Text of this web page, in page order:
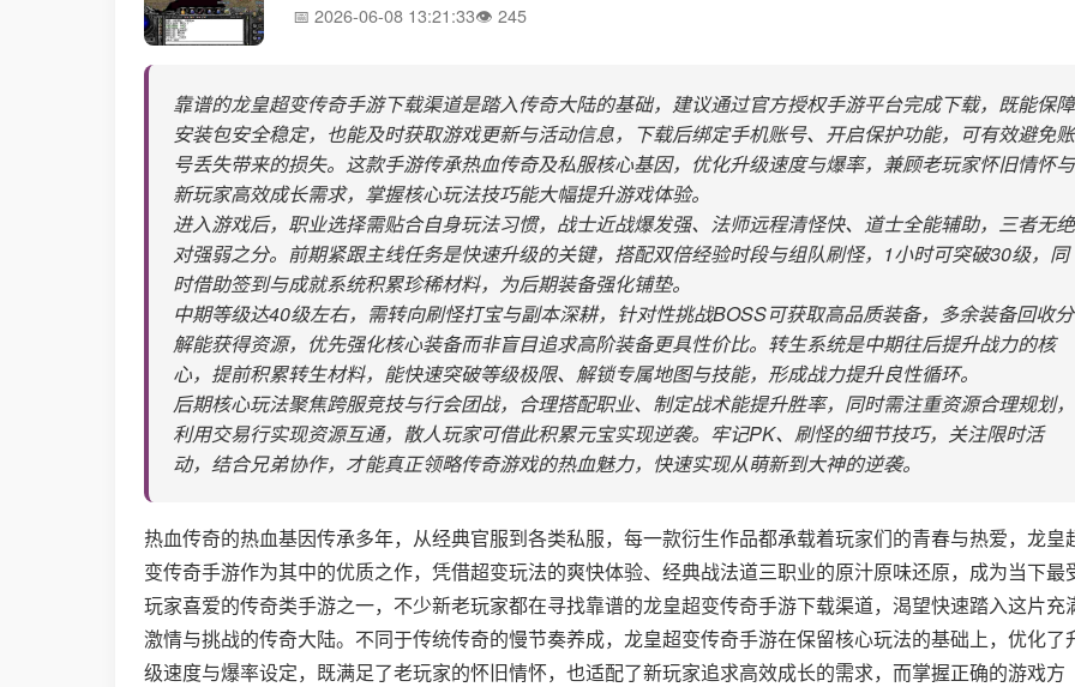
2026-06-08 13:21:33 245
靠谱的龙皇超变传奇手游下载渠道是踏入传奇大陆的基础，建议通过官方授权手游平台完成下载，既能保障
安装包安全稳定，也能及时获取游戏更新与活动信息，下载后绑定手机账号、开启保护功能，可有效避免账
号丢失带来的损失。这款手游传承热血传奇及私服核心基因，优化升级速度与爆率，兼顾老玩家怀旧情怀与
新玩家高效成长需求，掌握核心玩法技巧能大幅提升游戏体验。
进入游戏后，职业选择需贴合自身玩法习惯，战士近战爆发强、法师远程清怪快、道士全能辅助，三者无绝
对强弱之分。前期紧跟主线任务是快速升级的关键，搭配双倍经验时段与组队刷怪，1小时可突破30级，同
时借助签到与成就系统积累珍稀材料，为后期装备强化铺垫。
中期等级达40级左右，需转向刷怪打宝与副本深耕，针对性挑战BOSS可获取高品质装备，多余装备回收分
解能获得资源，优先强化核心装备而非盲目追求高阶装备更具性价比。转生系统是中期往后提升战力的核
心，提前积累转生材料，能快速突破等级极限、解锁专属地图与技能，形成战力提升良性循环。
后期核心玩法聚焦跨服竞技与行会团战，合理搭配职业、制定战术能提升胜率，同时需注重资源合理规划，
利用交易行实现资源互通，散人玩家可借此积累元宝实现逆袭。牢记PK、刷怪的细节技巧，关注限时活
动，结合兄弟协作，才能真正领略传奇游戏的热血魅力，快速实现从萌新到大神的逆袭。
热血传奇的热血基因传承多年，从经典官服到各类私服，每一款衍生作品都承载着玩家们的青春与热爱，龙皇
变传奇手游作为其中的优质之作，凭借超变玩法的爽快体验、经典战法道三职业的原汁原味还原，成为当下最
玩家喜爱的传奇类手游之一，不少新老玩家都在寻找靠谱的龙皇超变传奇手游下载渠道，渴望快速踏入这片充
激情与挑战的传奇大陆。不同于传统传奇的慢节奏养成，龙皇超变传奇手游在保留核心玩法的基础上，优化了
级速度与爆率设定，既满足了老玩家的怀旧情怀，也适配了新玩家追求高效成长的需求，而掌握正确的游戏方